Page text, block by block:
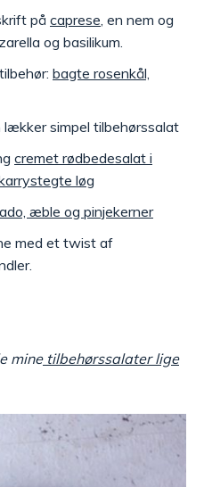
på caprese, en nem og
og basilikum.
bagte rosenkål,
lækker simpel tilbehørssalat
cremet rødbedesalat i
løg
æble og pinjekerner
med et twist af
minetilbehørssalater lige